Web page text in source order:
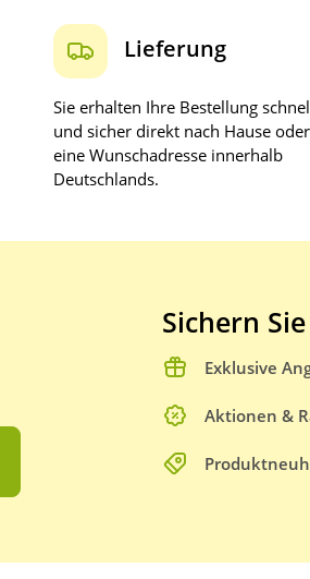
Lieferung
Sie erhalten Ihre Bestellung
und sicher direkt nach Hause
eine Wunschadresse innerhalb
Deutschlands.
Sichern
Exklusive
Aktionen &